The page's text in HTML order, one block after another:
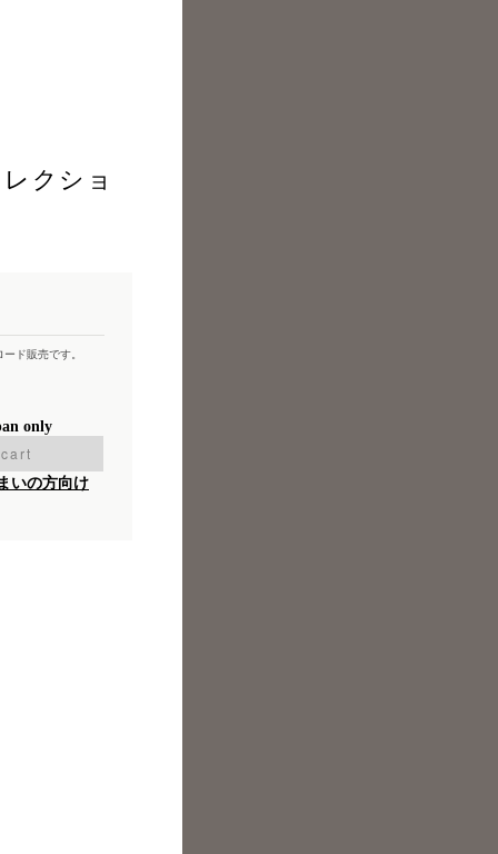
クショ
ド販売です。
only
いの方向け